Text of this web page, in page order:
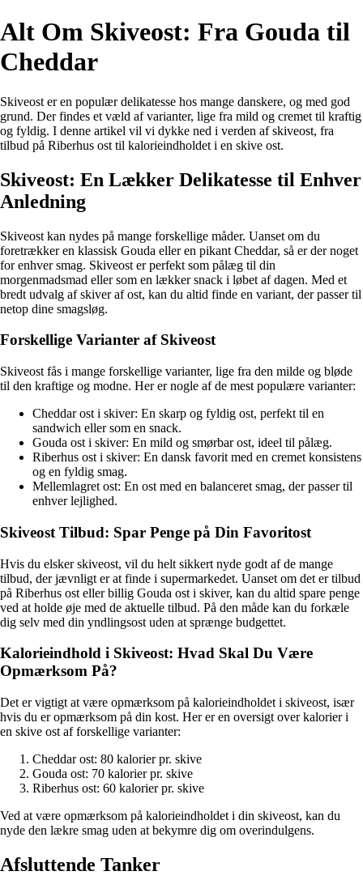
Alt Om Skiveost: Fra Gouda til
Cheddar
Skiveost er en populær delikatesse hos mange danskere, og med god
grund. Der findes et væld af varianter, lige fra mild og cremet til kraftig
og fyldig. I denne artikel vil vi dykke ned i verden af skiveost, fra
tilbud på Riberhus ost til kalorieindholdet i en skive ost.
Skiveost: En Lækker Delikatesse til Enhver
Anledning
Skiveost kan nydes på mange forskellige måder. Uanset om du
foretrækker en klassisk Gouda eller en pikant Cheddar, så er der noget
for enhver smag. Skiveost er perfekt som pålæg til din
morgenmadsmad eller som en lækker snack i løbet af dagen. Med et
bredt udvalg af skiver af ost, kan du altid finde en variant, der passer til
netop dine smagsløg.
Forskellige Varianter af Skiveost
Skiveost fås i mange forskellige varianter, lige fra den milde og bløde
til den kraftige og modne. Her er nogle af de mest populære varianter:
Cheddar ost i skiver: En skarp og fyldig ost, perfekt til en
sandwich eller som en snack.
Gouda ost i skiver: En mild og smørbar ost, ideel til pålæg.
Riberhus ost i skiver: En dansk favorit med en cremet konsistens
og en fyldig smag.
Mellemlagret ost: En ost med en balanceret smag, der passer til
enhver lejlighed.
Skiveost Tilbud: Spar Penge på Din Favoritost
Hvis du elsker skiveost, vil du helt sikkert nyde godt af de mange
tilbud, der jævnligt er at finde i supermarkedet. Uanset om det er tilbud
på Riberhus ost eller billig Gouda ost i skiver, kan du altid spare penge
ved at holde øje med de aktuelle tilbud. På den måde kan du forkæle
dig selv med din yndlingsost uden at sprænge budgettet.
Kalorieindhold i Skiveost: Hvad Skal Du Være
Opmærksom På?
Det er vigtigt at være opmærksom på kalorieindholdet i skiveost, især
hvis du er opmærksom på din kost. Her er en oversigt over kalorier i
en skive ost af forskellige varianter:
Cheddar ost: 80 kalorier pr. skive
Gouda ost: 70 kalorier pr. skive
Riberhus ost: 60 kalorier pr. skive
Ved at være opmærksom på kalorieindholdet i din skiveost, kan du
nyde den lækre smag uden at bekymre dig om overindulgens.
Afsluttende Tanker